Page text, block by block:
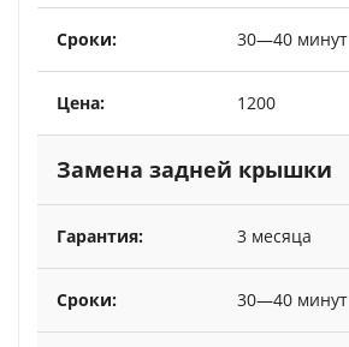
30—40 минут
1200
Замена задней крышки
3 месяца
30—40 минут